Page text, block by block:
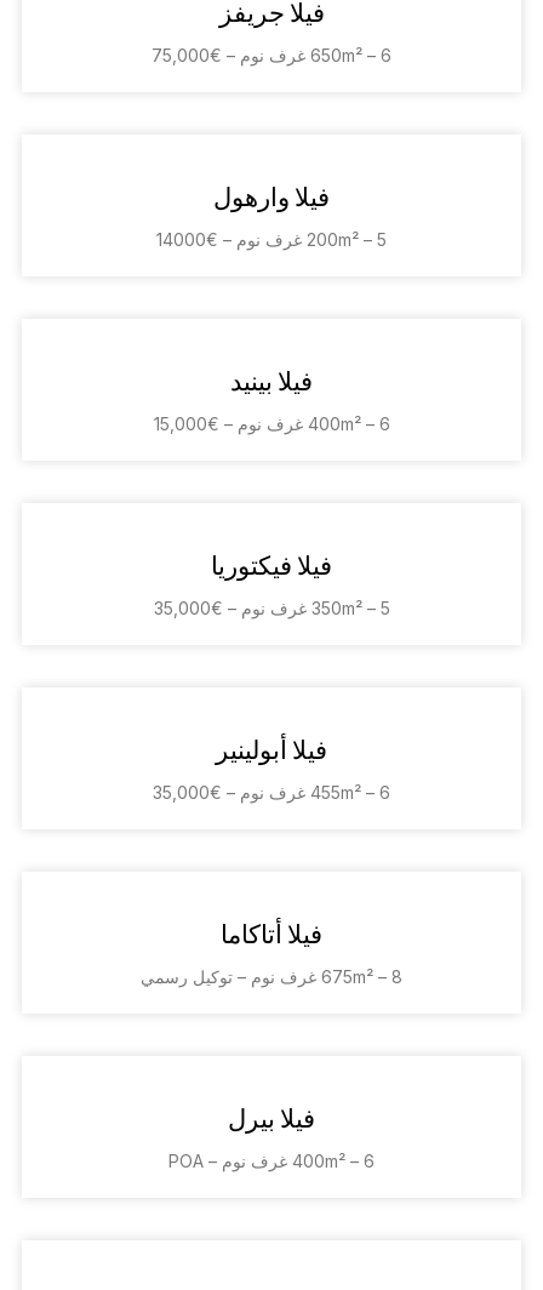
فيلا جريفز
650m² – 6 غرف نوم – €75,000
فيلا وارهول
200m² – 5 غرف نوم – €14000
فيلا بينيد
400m² – 6 غرف نوم – €15,000
فيلا فيكتوريا
350m² – 5 غرف نوم – €35,000
فيلا أبولينير
455m² – 6 غرف نوم – €35,000
فيلا أتاكاما
675m² – 8 غرف نوم – توكيل رسمي
فيلا بيرل
400m² – 6 غرف نوم – POA